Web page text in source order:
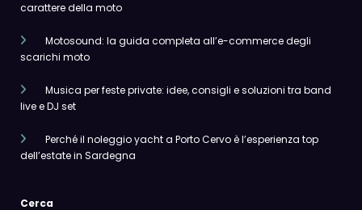
carattere della moto
Motosound: la guida completa all’e-commerce degli
scarichi moto
Musica per feste private: idee, consigli e soluzioni tra band
live e DJ set
Perché il noleggio yacht a Porto Cervo è l’esperienza top
dell’estate in Sardegna
Cerca